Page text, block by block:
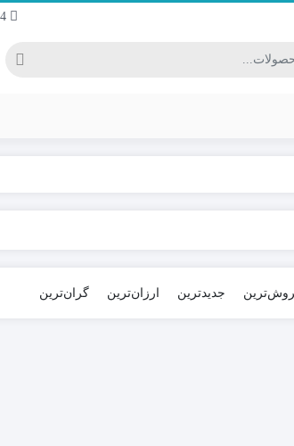
جدیدترین ارزان‌ترین گران‌ترین